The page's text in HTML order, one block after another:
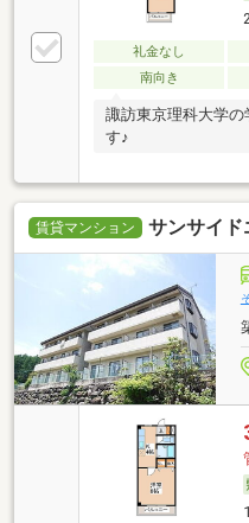
礼金なし
南向き
諏訪東京理科大学
す♪
賃貸マンション サンサイド